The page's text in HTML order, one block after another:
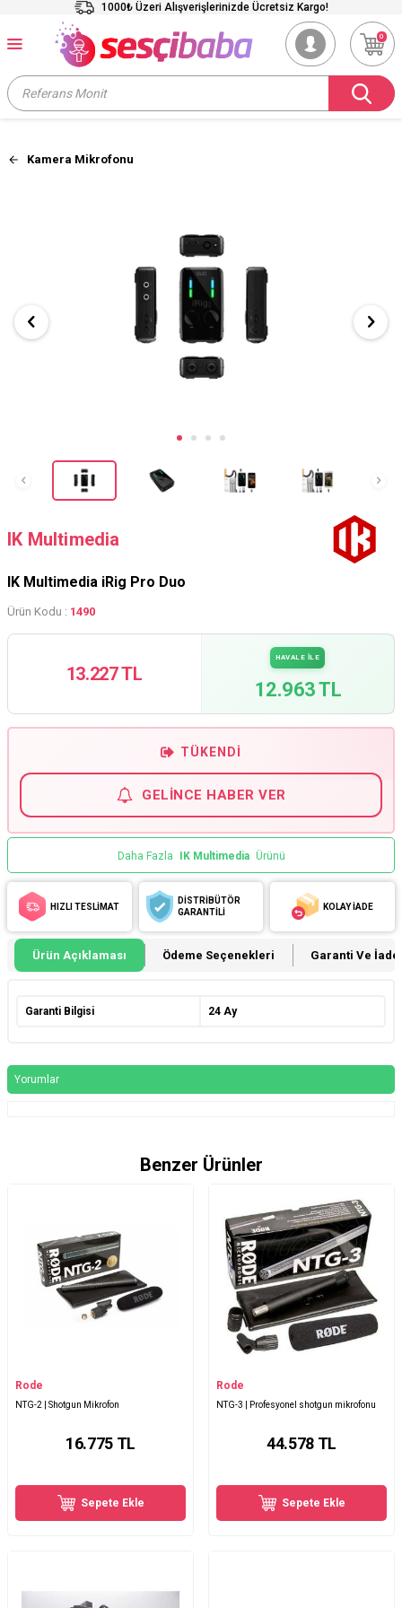
1000₺ Üzeri Alışverişlerinizde Ücretsiz Kargo!
0
Kamera Mikrofonu
IK Multimedia
IK Multimedia iRig Pro Duo
Ürün Kodu : 1490
13.227 TL
HAVALE İLE
12.963 TL
TÜKENDI
GELINCE HABER VER
Daha Fazla IK Multimedia Ürünü
HIZLI TESLİMAT
DİSTRİBÜTÖR
GARANTİLİ
KOLAY İADE
Ürün Açıklaması Ödeme Seçenekleri Garanti Ve İade
Garanti Bilgisi 24 Ay
Yorumlar
Benzer Ürünler
Rode
NTG-2 | Shotgun Mikrofon
16.775TL
Sepete Ekle
Rode
NTG-3 | Profesyonel shotgun mikrofonu
44.578TL
Sepete Ekle